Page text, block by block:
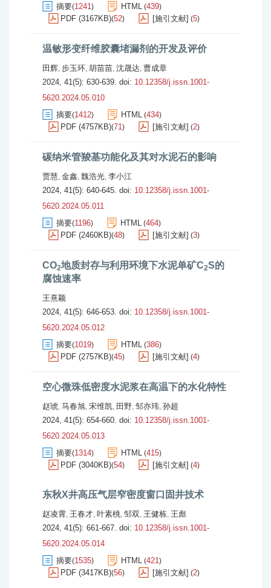
摘要(1241) HTML (439)
PDF (3167KB)(52) [施引文献] (5)
温敏形变纤维胶囊堵漏剂的开发及评价
田辉, 步玉环, 胡苗苗, 沈晟达, 曹成章
2024, 41(5): 630-639. doi: 10.12358/j.issn.1001-
5620.2024.05.010
摘要(1412) HTML (434)
PDF (4757KB)(71) [施引文献] (2)
碳纳米管羧基功能化及其对水泥石的影响
贾慧, 金鑫, 魏浩光, 李小江
2024, 41(5): 640-645. doi: 10.12358/j.issn.1001-
5620.2024.05.011
摘要(1196) HTML (464)
PDF (2460KB)(48) [施引文献] (3)
CO2地质封存与利用环境下水泥单矿C2S的
腐蚀速率
王熹颖
2024, 41(5): 646-653. doi: 10.12358/j.issn.1001-
5620.2024.05.012
摘要(1019) HTML (386)
PDF (2757KB)(45) [施引文献] (4)
空心微珠低密度水泥浆在高温下的水化特性
赵琥, 马春旭, 宋维凯, 田野, 邹亦玮, 孙超
2024, 41(5): 654-660. doi: 10.12358/j.issn.1001-
5620.2024.05.013
摘要(1314) HTML (415)
PDF (3040KB)(54) [施引文献] (4)
东秋X井高压气层窄密度窗口固井技术
赵凌霄, 王春才, 叶素桃, 邹双, 王健栋, 王彪
2024, 41(5): 661-667. doi: 10.12358/j.issn.1001-
5620.2024.05.014
摘要(1535) HTML (421)
PDF (3417KB)(56) [施引文献] (2)